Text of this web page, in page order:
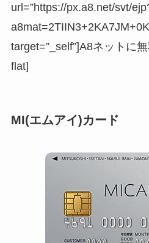
url=”https://px.a8.net/svt/
target=”_self”]A8ネットに
flat]
MI(エムアイ)カード